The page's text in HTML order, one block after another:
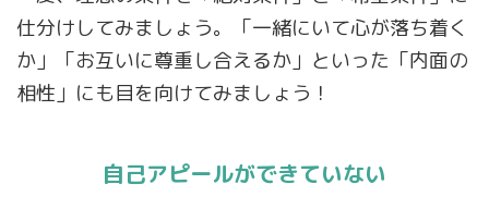
仕分けしてみましょう。「一緒にいて心が落ち着く
か」「お互いに尊重し合えるか」といった「内面の
相性」にも目を向けてみましょう！
自己アピールができていない